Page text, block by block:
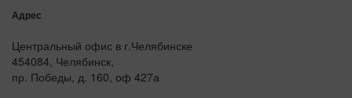
Адрес
Центральный офис в г.Челябинске
454084, Челябинск,
пр. Победы, д. 160, оф 427а